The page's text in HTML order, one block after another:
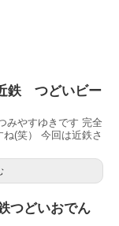
鉄 つどいビー
みやすゆきです 完全
(笑） 今回は近鉄さ
つどいおでん